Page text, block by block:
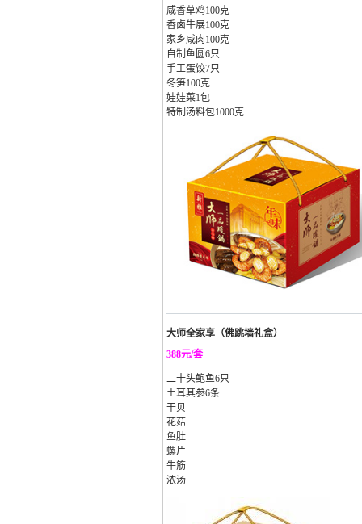
咸香草鸡100克
香卤牛展100克
家乡咸肉100克
自制鱼圆6只
手工蛋饺7只
冬笋100克
娃娃菜1包
特制汤料包1000克
大师全家享（佛跳墙礼盒）
388元/套
二十头鲍鱼6只
土耳其参6条
干贝
花菇
鱼肚
螺片
牛筋
浓汤